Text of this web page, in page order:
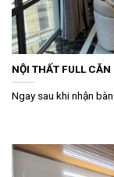
NỘI THẤT FULL
Ngay sau khi nhận